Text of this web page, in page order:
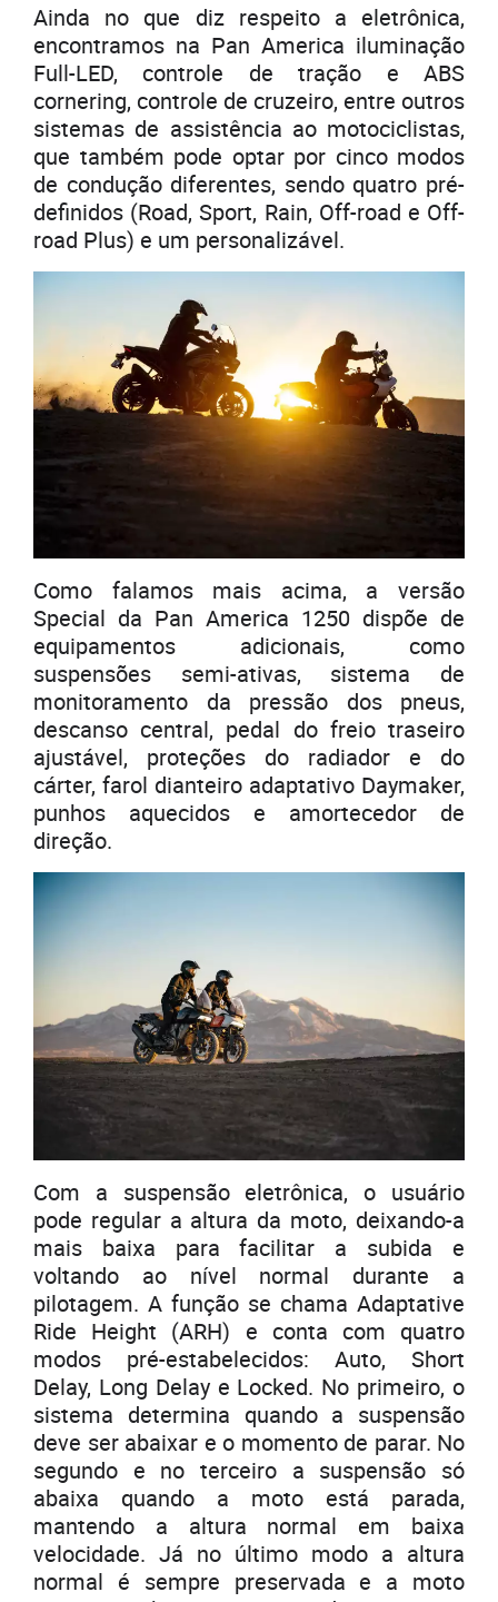
Ainda no que diz respeito a eletrônica,
encontramos na Pan America iluminação
Full-LED, controle de tração e ABS
cornering, controle de cruzeiro, entre outros
sistemas de assistência ao motociclistas,
que também pode optar por cinco modos
de condução diferentes, sendo quatro pré-
definidos (Road, Sport, Rain, Off-road e Off-
road Plus) e um personalizável.
Como falamos mais acima, a versão
Special da Pan America 1250 dispõe de
equipamentos adicionais, como
suspensões semi-ativas, sistema de
monitoramento da pressão dos pneus,
descanso central, pedal do freio traseiro
ajustável, proteções do radiador e do
cárter, farol dianteiro adaptativo Daymaker,
punhos aquecidos e amortecedor de
direção.
Com a suspensão eletrônica, o usuário
pode regular a altura da moto, deixando-a
mais baixa para facilitar a subida e
voltando ao nível normal durante a
pilotagem. A função se chama Adaptative
Ride Height (ARH) e conta com quatro
modos pré-estabelecidos: Auto, Short
Delay, Long Delay e Locked. No primeiro, o
sistema determina quando a suspensão
deve ser abaixar e o momento de parar. No
segundo e no terceiro a suspensão só
abaixa quando a moto está parada,
mantendo a altura normal em baixa
velocidade. Já no último modo a altura
normal é sempre preservada e a moto